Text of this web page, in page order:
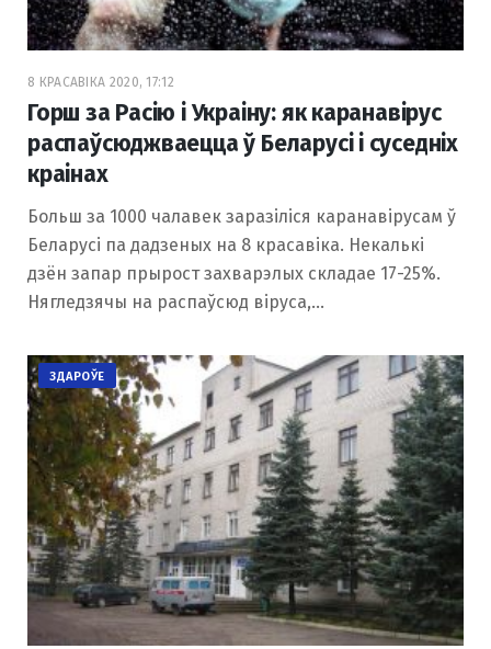
8 КРАСАВІКА 2020, 17:12
Горш за Расію і Украіну: як каранавірус
распаўсюджваецца ў Беларусі і суседніх
краінах
Больш за 1000 чалавек заразіліся каранавірусам ў
Беларусі па дадзеных на 8 красавіка. Некалькі
дзён запар прырост захварэлых складае 17-25%.
Нягледзячы на распаўсюд віруса,…
ЗДАРОЎЕ